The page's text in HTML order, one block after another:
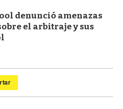
denunció amenazas
el arbitraje y sus